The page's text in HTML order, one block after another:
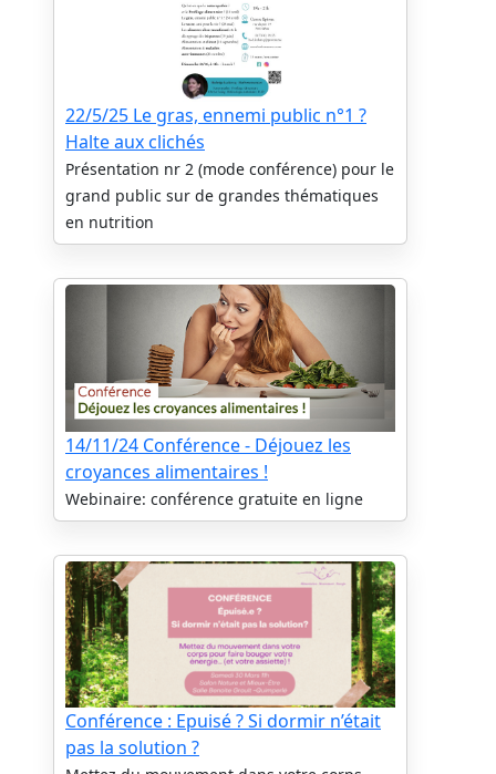
22/5/25 Le gras, ennemi public n°1 ?
Halte aux clichés
Présentation nr 2 (mode conférence) pour le
grand public sur de grandes thématiques
en nutrition
14/11/24 Conférence - Déjouez les
croyances alimentaires !
Webinaire: conférence gratuite en ligne
Conférence : Epuisé ? Si dormir n’était
pas la solution ?